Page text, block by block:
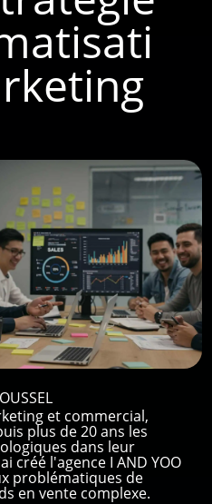
et commercial,
plus de 20 ans les
dans leur
créé l'agence I AND YOO
problématiques de
en vente complexe.